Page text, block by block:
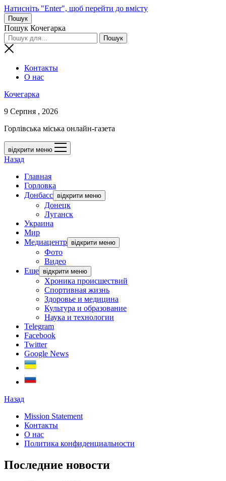
Натисніть "Enter", щоб перейти до вмісту
Пошук
Пошук Кочегарка
Контакты
О нас
Кочегарка
9 Серпня , 2026
Горлівська міська онлайн-газета
відкрити меню
Назад
Главная
Горловка
Донбасс відкрити меню
Донецк
Луганск
Украина
Мир
Медиацентр відкрити меню
Фото
Видео
Еще відкрити меню
Хроника происшествий
Спортивная жизнь
Здоровье и медицина
Культура и образование
Наука и технологии
Telegram
Facebook
Twitter
Google News
Назад
Mission Statement
Контакты
О нас
Политика конфиденциальности
Последние новости